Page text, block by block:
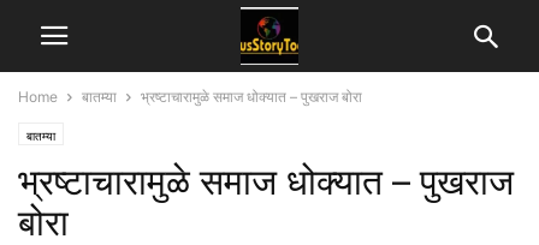
Home बातम्या भ्रष्टाचारामुळे समाज धोक्यात – पुखराज बोरा
बातम्या
भ्रष्टाचारामुळे समाज धोक्यात – पुखराज
बोरा